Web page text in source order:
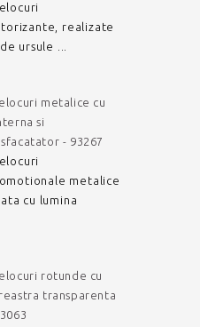
realizate
ursule ...
metalice cu
si
- 93267
metalice
cu lumina
rotunde cu
transparenta